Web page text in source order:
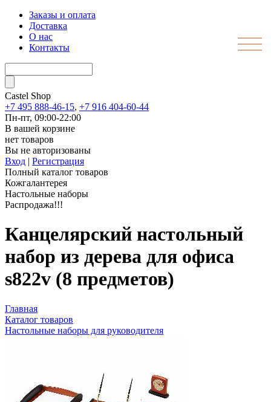
Заказы и оплата
Доставка
О нас
Контакты
Castel Shop
+7 495 888-46-15, +7 916 404-60-44
Пн-пт, 09:00-22:00
В вашей корзине
нет товаров
Вы не авторизованы
Вход | Регистрация
Полный каталог товаров
Кожгалантерея
Настольные наборы
Распродажа!!!
Канцелярский настольный
набор из дерева для офиса
s822v (8 предметов)
Главная
Каталог товаров
Настольные наборы для руководителя